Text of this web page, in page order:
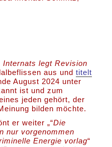
Internats legt Revision
aus undtitelt
August 2024 unter
ist und zum
jeden gehört, der
bilden möchte.
er weiter „“Die
nur vorgenommen
Energie vorlag“